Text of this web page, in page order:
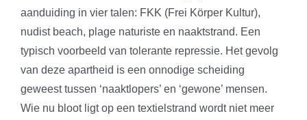
aanduiding in vier talen: FKK (Frei Körper Kultur),
nudist beach, plage naturiste en naaktstrand. Een
typisch voorbeeld van tolerante repressie. Het gevolg
van deze apartheid is een onnodige scheiding
geweest tussen ‘naaktlopers’ en ‘gewone’ mensen.
Wie nu bloot ligt op een textielstrand wordt niet meer